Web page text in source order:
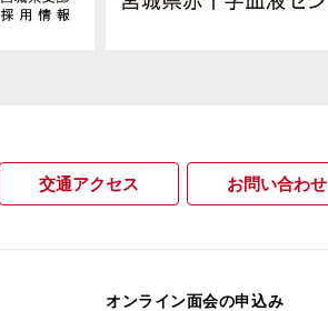
交通アクセス お問い合わせ
オンライン面会の申込み